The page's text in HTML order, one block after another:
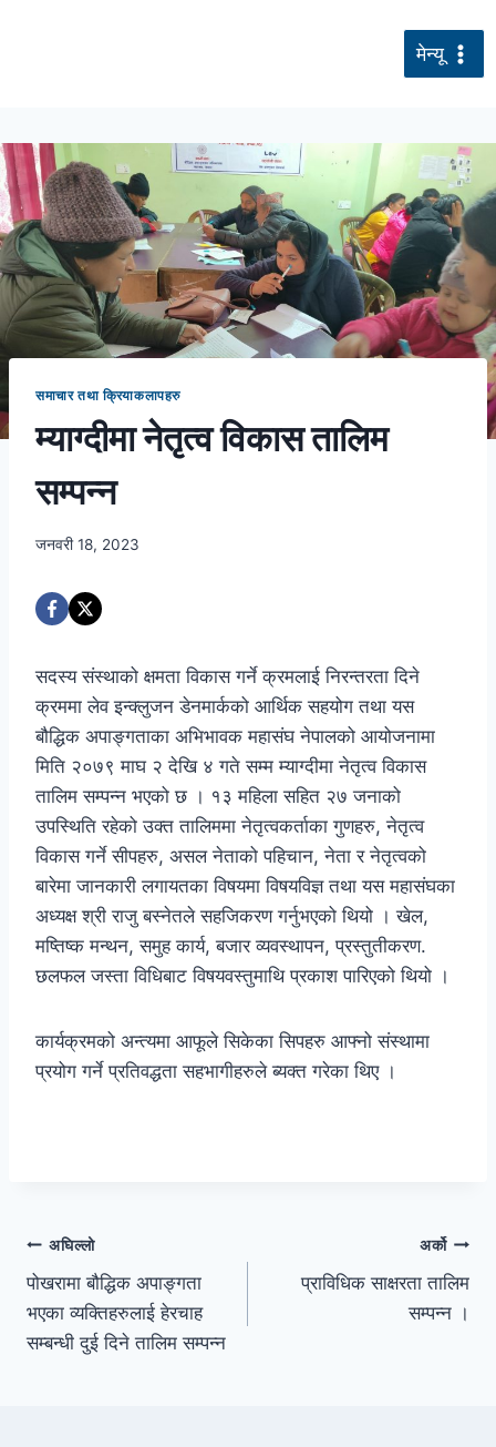
मेन्यू
समाचार तथा क्रियाकलापहरु
म्याग्दीमा नेतृत्व विकास तालिम
सम्पन्न
जनवरी 18, 2023
सदस्य संस्थाको क्षमता विकास गर्ने क्रमलाई निरन्तरता दिने
क्रममा लेव इन्क्लुजन डेनमार्कको आर्थिक सहयोग तथा यस
बौद्धिक अपाङ्गताका अभिभावक महासंघ नेपालको आयोजनामा
मिति २०७९ माघ २ देखि ४ गते सम्म म्याग्दीमा नेतृत्व विकास
तालिम सम्पन्न भएको छ । १३ महिला सहित २७ जनाको
उपस्थिति रहेको उक्त तालिममा नेतृत्वकर्ताका गुणहरु, नेतृत्व
विकास गर्ने सीपहरु, असल नेताको पहिचान, नेता र नेतृत्वको
बारेमा जानकारी लगायतका विषयमा विषयविज्ञ तथा यस महासंघका
अध्यक्ष श्री राजुबस्नेतले सहजिकरण गर्नुभएको थियो । खेल,
मष्तिष्क मन्थन, समुह कार्य, बजार व्यवस्थापन, प्रस्तुतीकरण.
छलफल जस्ता विधिबाट विषयवस्तुमाथि प्रकाश पारिएको थियो ।
कार्यक्रमको अन्त्यमा आफूले सिकेका सिपहरु आफ्नो संस्थामा
प्रयोग गर्ने प्रतिवद्धता सहभागीहरुले ब्यक्त गरेका थिए ।
पोस्टको
नेभिगेसन
अघिल्लो
पोखरामा बौद्धिक अपाङ्गता
भएका व्यक्तिहरुलाई हेरचाह
सम्बन्धी दुई दिने तालिम सम्पन्न
अर्को
प्राविधिक साक्षरता तालिम
सम्पन्न ।